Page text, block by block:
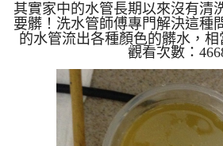
水管清洗
其實家中的水管長期以來沒有清
要髒！洗水管師傅專門解決這種
的水管流出各種顏色的髒水，
開流出淡黃色的水，接著顏色越
咖啡色，還散發陣陣臭味，這不
是專業人士正在幫這戶人家清洗
就看到日本影片有在洗水管，因
就研究洗水管這件事情。 屋齡
大清洗，水管裡的髒東西不斷流
觀看次數：